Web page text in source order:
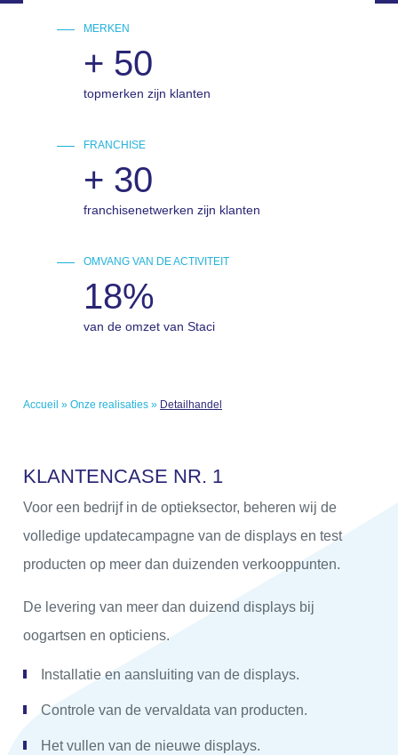
MERKEN
+ 50
topmerken zijn klanten
FRANCHISE
+ 30
franchisenetwerken zijn klanten
OMVANG VAN DE ACTIVITEIT
18%
van de omzet van Staci
Accueil » Onze realisaties » Detailhandel
KLANTENCASE NR. 1
Voor een bedrijf in de optieksector, beheren wij de
volledige updatecampagne van de displays en test
producten op meer dan duizenden verkooppunten.
De levering van meer dan duizend displays bij
oogartsen en opticiens.
Installatie en aansluiting van de displays.
Controle van de vervaldata van producten.
Het vullen van de nieuwe displays.